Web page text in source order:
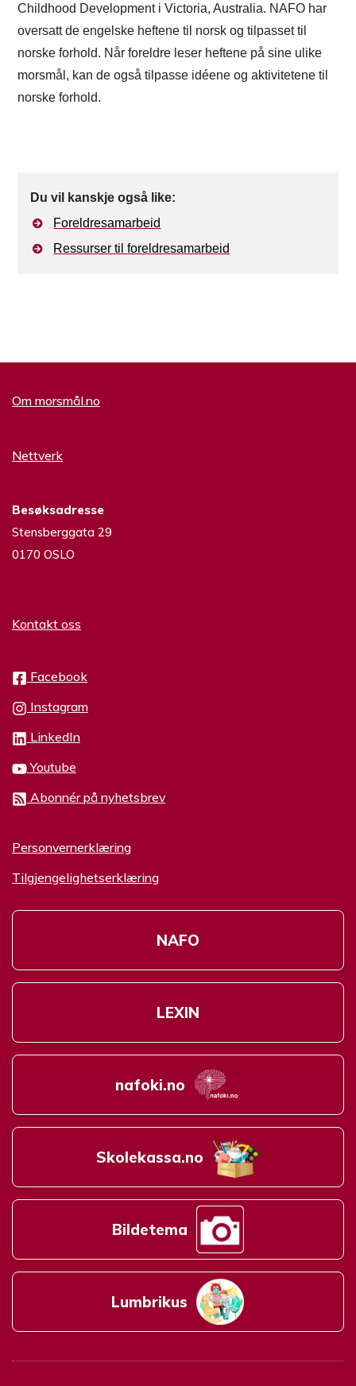
Childhood Development i Victoria, Australia. NAFO har
oversatt de engelske heftene til norsk og tilpasset til
norske forhold. Når foreldre leser heftene på sine ulike
morsmål, kan de også tilpasse idéene og aktivitetene til
norske forhold.
Du vil kanskje også like:
Foreldresamarbeid
Ressurser til foreldresamarbeid
Om morsmål.no
Nettverk
Besøksadresse
Stensberggata 29
0170 OSLO
Kontakt oss
Facebook
Instagram
LinkedIn
Youtube
Abonnér på nyhetsbrev
Personvernerklæring
Tilgjengelighetserklæring
NAFO
LEXIN
nafoki.no
Skolekassa.no
Bildetema
Lumbrikus